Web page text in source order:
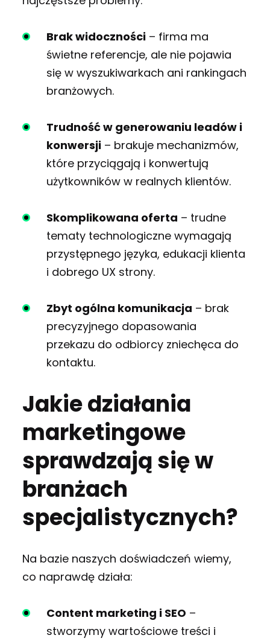
Brak widoczności – firma ma
świetne referencje, ale nie pojawia
się w wyszukiwarkach ani rankingach
branżowych.
Trudność w generowaniu leadów i
konwersji – brakuje mechanizmów,
które przyciągają i konwertują
użytkowników w realnych klientów.
Skomplikowana oferta – trudne
tematy technologiczne wymagają
przystępnego języka, edukacji klienta
i dobrego UX strony.
Zbyt ogólna komunikacja – brak
precyzyjnego dopasowania
przekazu do odbiorcy zniechęca do
kontaktu.
Jakie działania
marketingowe
sprawdzają się w
branżach
specjalistycznych?
Na bazie naszych doświadczeń wiemy,
co naprawdę działa:
Content marketing i SEO –
stworzymy wartościowe treści i